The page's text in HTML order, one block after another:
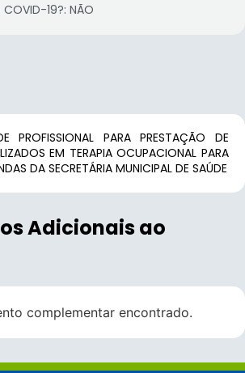
19?: NÃO
PROFISSIONAL PARA PRESTAÇÃO DE
EM TERAPIA OCUPACIONAL PARA
DA SECRETÁRIA MUNICIPAL DE SAÚDE
Adicionais ao
complementar encontrado.